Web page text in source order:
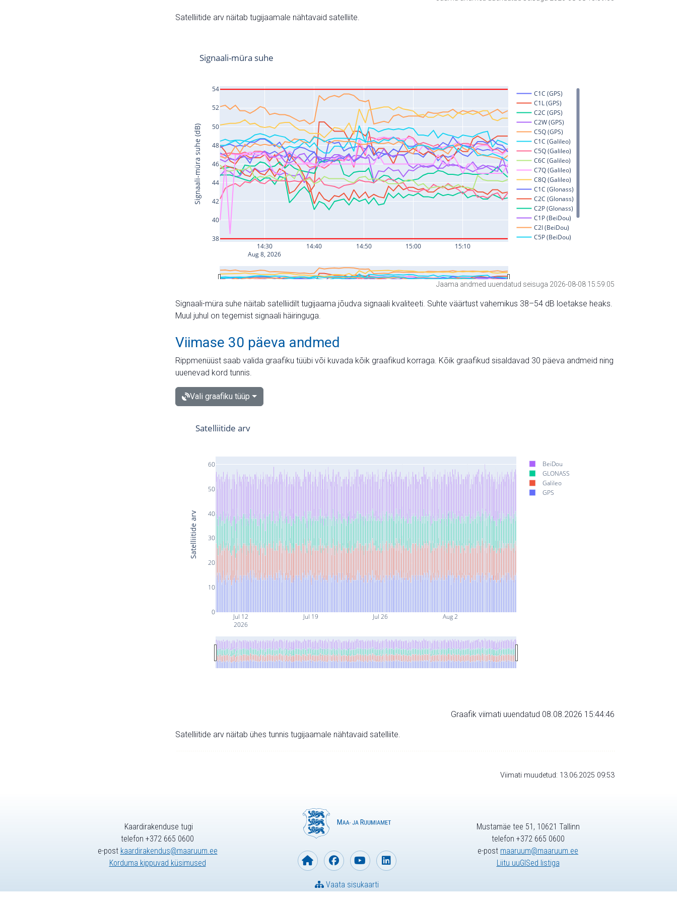
Satelliitide arv näitab tugijaamale nähtavaid satelliite.
Jaama andmed uuendatud seisuga 2026-08-08 15:59:05
Signaali-müra suhe näitab satelliidilt tugijaama jõudva signaali kvaliteeti. Suhte väärtust vahemikus 38–54 dB loetakse heaks.
Muul juhul on tegemist signaali häiringuga.
Viimase 30 päeva andmed
Rippmenüüst saab valida graafiku tüübi või kuvada kõik graafikud korraga. Kõik graafikud sisaldavad 30 päeva andmeid ning
uuenevad kord tunnis.
Vali graafiku tüüp
Jul 12
2026
Jul 19 Jul 26 Aug 2
0
10
20
30
40
50
60
BeiDou
GLONASS
Galileo
GPS
Satelliitide arv
Satelliitide arv
Graafik viimati uuendatud 08.08.2026 15:44:46
Satelliitide arv näitab ühes tunnis tugijaamale nähtavaid satelliite.
Viimati muudetud: 13.06.2025 09:53
Kaardirakenduse tugi
telefon +372 665 0600
e-post kaardirakendus@maaruum.ee
Korduma kippuvad küsimused
Vaata sisukaarti
Mustamäe tee 51, 10621 Tallinn
telefon +372 665 0600
e-post maaruum@maaruum.ee
Liitu uuGISed listiga